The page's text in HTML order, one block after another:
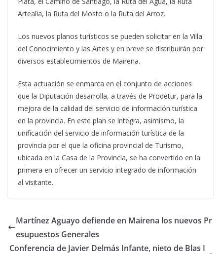
Artealia, la Ruta del Mosto o la Ruta del Arroz.
Los nuevos planos turísticos se pueden solicitar en la Villa
del Conocimiento y las Artes y en breve se distribuirán por
diversos establecimientos de Mairena.
Esta actuación se enmarca en el conjunto de acciones
que la Diputación desarrolla, a través de Prodetur, para la
mejora de la calidad del servicio de información turística
en la provincia. En este plan se integra, asimismo, la
unificación del servicio de información turística de la
provincia por el que la oficina provincial de Turismo,
ubicada en la Casa de la Provincia, se ha convertido en la
primera en ofrecer un servicio integrado de información
al visitante.
Martínez Aguayo defiende en Mairena los nuevos Pr
esupuestos Generales
Conferencia de Javier Delmás Infante, nieto de Blas I